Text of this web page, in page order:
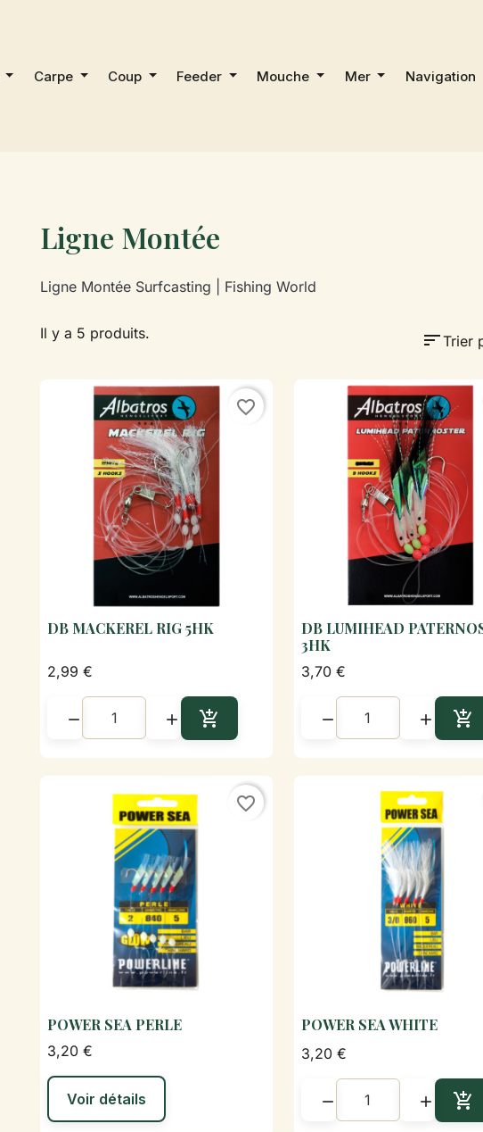
Carpe Coup Feeder Mouche Mer Navigation
Ligne Montée
Ligne Montée Surfcasting | Fishing World
Il y a 5 produits. sortTrier
favorite_border
Aperçu rapide
DB MACKEREL RIG 5HK
2,99 €
  
Ajouter au panier
DB LUMIHEAD
3HK
3,70 €
  
favorite_border
POWER SEA PERLE
3,20 €
Voir détails
POWER SEA WHITE
3,20 €
  